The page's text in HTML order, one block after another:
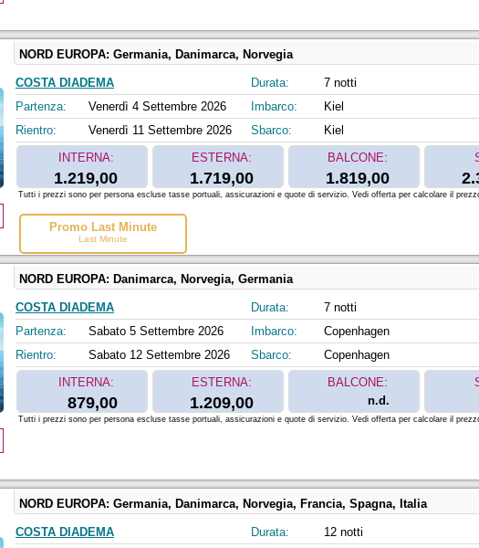
NORD EUROPA: Germania, Danimarca, Norvegia
COSTA DIADEMA
Partenza:
Venerdì 4 Settembre 2026
Rientro:
Venerdì 11 Settembre 2026
Durata:
7 notti
Imbarco:
Kiel
Sbarco:
Kiel
INTERNA:
1.219,00
ESTERNA:
1.719,00
BALCONE:
1.819,00
Promo Last Minute
Last Minute
Tutti i prezzi sono per persona escluse tasse portuali, assicurazioni e quote di servizio. Vedi offerta per calcolare il
NORD EUROPA: Danimarca, Norvegia, Germania
COSTA DIADEMA
Partenza:
Sabato 5 Settembre 2026
Rientro:
Sabato 12 Settembre 2026
Durata:
7 notti
Imbarco:
Copenhagen
Sbarco:
Copenhagen
INTERNA:
879,00
ESTERNA:
1.209,00
BALCONE:
n.d.
Tutti i prezzi sono per persona escluse tasse portuali, assicurazioni e quote di servizio. Vedi offerta per calcolare il
NORD EUROPA: Germania, Danimarca, Norvegia, Francia, Spagna, Italia
COSTA DIADEMA
Durata:
12 notti